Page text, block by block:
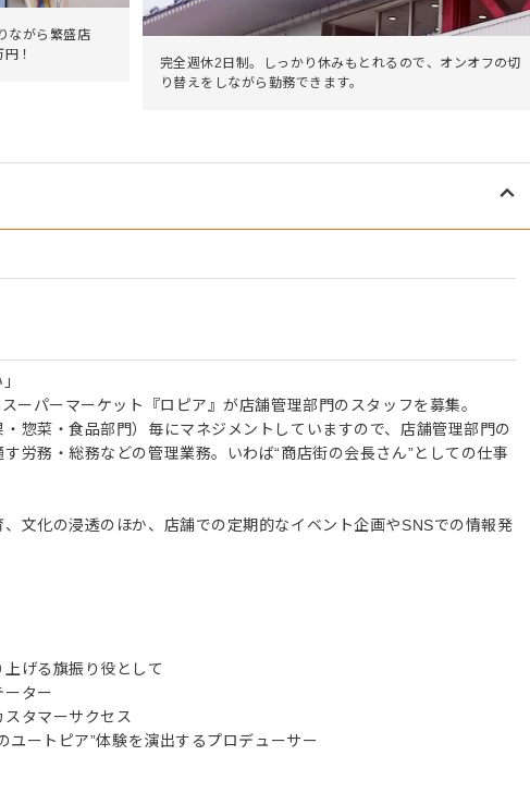
ながら繁盛店
！
完全週休2日制。しっかり休みもとれるので、オンオフの切
り替えをしながら勤務できます。
ーパーマーケット『ロピア』が店舗管理部門のスタッフを募集。
惣菜・食品部門）毎にマネジメントしていますので、店舗管理部門の
労務・総務などの管理業務。いわば“商店街の会長さん”としての仕事
文化の浸透のほか、店舗での定期的なイベント企画やSNSでの情報発
げる旗振り役として
ター
タマーサクセス
ートピア”体験を演出するプロデューサー